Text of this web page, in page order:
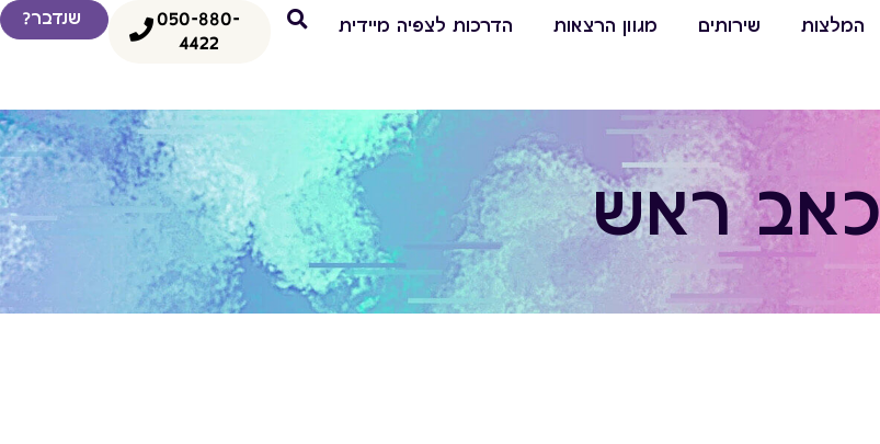
המלצות שירותים מגוון הרצאות הדרכות לצפיה מיידית
050-880-
4422
שנדבר?
כאב ראש